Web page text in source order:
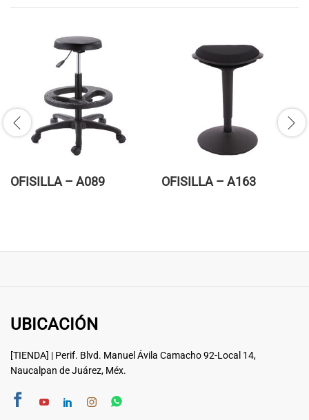
OFISILLA – A089 OFISILLA – A163
UBICACIÓN
[TIENDA] | Perif. Blvd. Manuel Ávila Camacho 92-Local 14,
Naucalpan de Juárez, Méx.